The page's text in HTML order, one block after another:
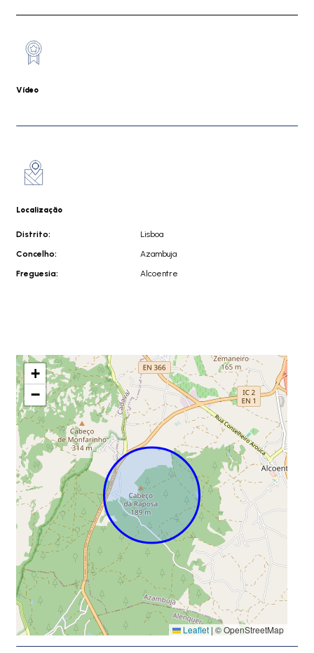
Vídeo
Localização
Distrito:
Lisboa
Concelho:
Azambuja
Freguesia:
Alcoentre
+
−
Leaflet | © OpenStreetMap